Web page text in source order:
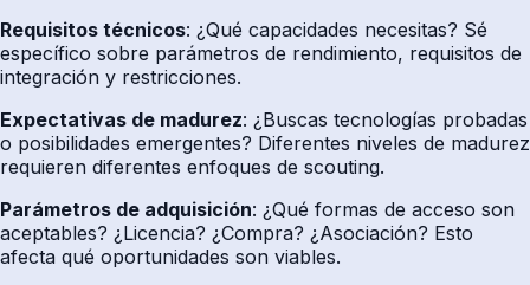
Requisitos técnicos: ¿Qué capacidades necesitas? Sé
específico sobre parámetros de rendimiento, requisitos de
integración y restricciones.
Expectativas de madurez: ¿Buscas tecnologías probadas
o posibilidades emergentes? Diferentes niveles de madurez
requieren diferentes enfoques de scouting.
Parámetros de adquisición: ¿Qué formas de acceso son
aceptables? ¿Licencia? ¿Compra? ¿Asociación? Esto
afecta qué oportunidades son viables.